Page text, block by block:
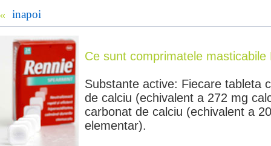
inapoi
Ce sunt comprimatele masticabile
Substante active: Fiecare tableta
de calciu (echivalent a 272 mg
carbonat de calciu (echivalent a
elementar).